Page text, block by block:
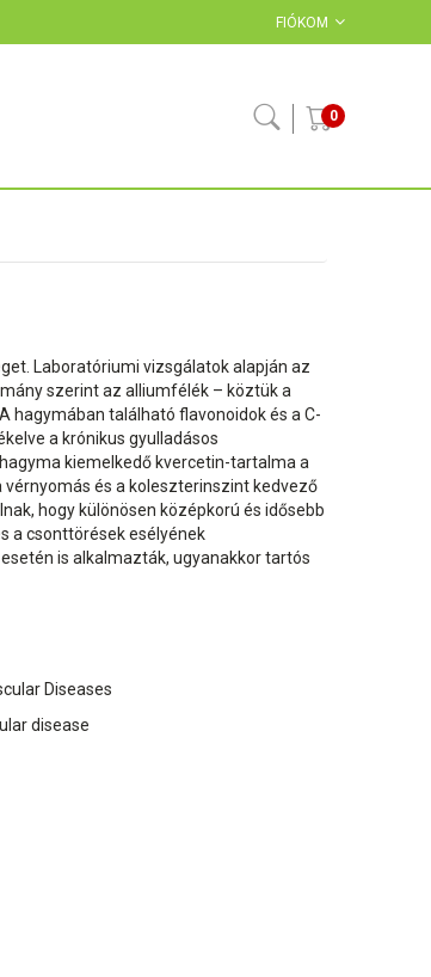
FIÓKOM
0
Laboratóriumi vizsgálatok alapján az
szerint az alliumfélék – köztük a
hagymában található flavonoidok és a C-
a krónikus gyulladásos
kiemelkedő kvercetin-tartalma a
és a koleszterinszint kedvező
hogy különösen középkorú és idősebb
a csonttörések esélyének
is alkalmazták, ugyanakkor tartós
Diseases
disease